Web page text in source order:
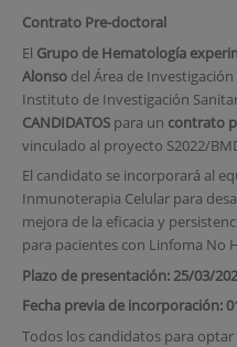
Contrato Pre-doctoral
El Grupo de Hematología
Alonsodel Área de
Instituto de Investigación
CANDIDATOSpara un contrato
vinculado al proyecto S2022/
El candidato se incorporará al
Inmunoterapia Celular para
mejora de la eficacia y
para pacientes con Linfoma No
Plazo de presentación: 25/03/
Fecha previa de incorporación:
Todos los candidatos para